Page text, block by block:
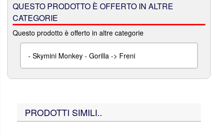
QUESTO PRODOTTO È OFFERTO IN ALTRE
CATEGORIE
Questo prodotto è offerto in altre categorie
- Skymini Monkey - Gorilla -> Freni
PRODOTTI SIMILI..